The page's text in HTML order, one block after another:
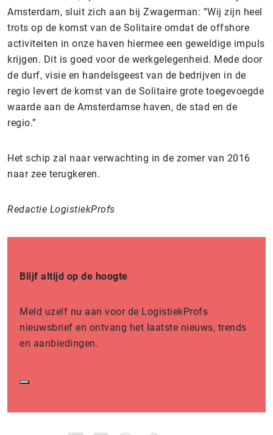
Amsterdam, sluit zich aan bij Zwagerman: “Wij zijn heel
trots op de komst van de Solitaire omdat de offshore
activiteiten in onze haven hiermee een geweldige impuls
krijgen. Dit is goed voor de werkgelegenheid. Mede door
de durf, visie en handelsgeest van de bedrijven in de
regio levert de komst van de Solitaire grote toegevoegde
waarde aan de Amsterdamse haven, de stad en de
regio.”
Het schip zal naar verwachting in de zomer van 2016
naar zee terugkeren.
Redactie LogistiekProfs
Blijf altijd op de hoogte
Meld uzelf nu aan voor de LogistiekProfs
nieuwsbrief en ontvang het laatste nieuws, trends
en aanbiedingen.